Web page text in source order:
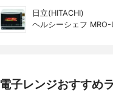
日立(HITACHI)
ヘルシーシェフ MRO-
電子レンジおすすめ